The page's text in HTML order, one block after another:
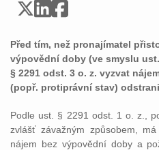
Před tím, než pronajímatel
výpovědní doby (ve smyslu
§ 2291 odst. 3 o. z. vyzvat
(popř. protiprávní stav)
Podle ust. § 2291 odst. 1 o. z.,
zvlášť závažným způsobem,
nájem bez výpovědní doby a